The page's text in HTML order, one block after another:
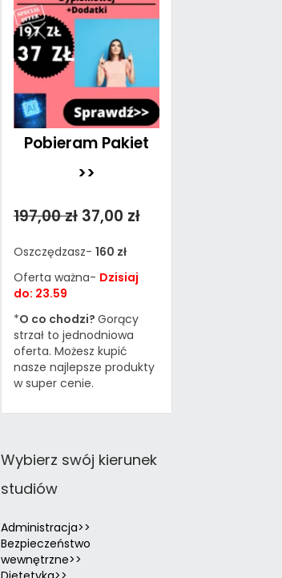
Pobieram Pakiet
>>
197,00 zł 37,00 zł
Oszczędzasz- 160 zł
Oferta ważna- Dzisiaj
do: 23.59
*O co chodzi? Gorący
strzał to jednodniowa
oferta. Możesz kupić
nasze najlepsze produkty
w super cenie.
Wybierz swój kierunek
studiów
Administracja>>
Bezpieczeństwo
wewnętrzne>>